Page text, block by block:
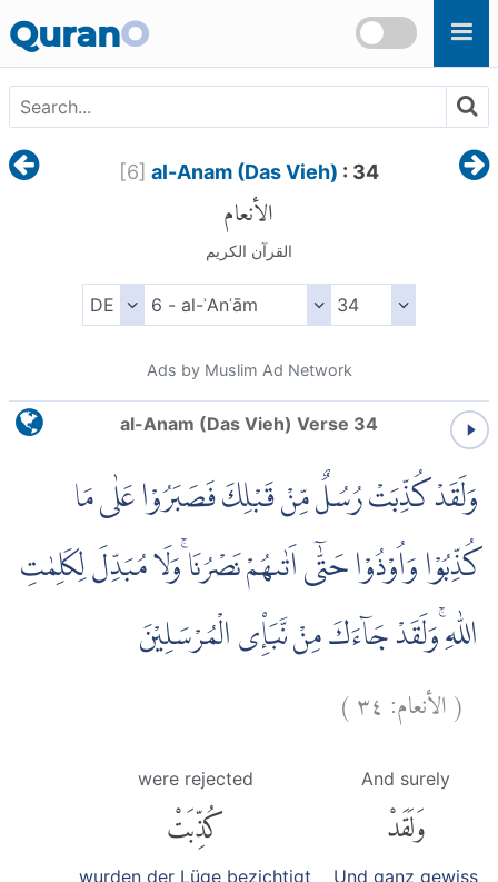
QuranO
[6] al-Anam (Das Vieh) : 34
الأنعام
القرآن الكريم
Ads by Muslim Ad Network
al-Anam (Das Vieh) Verse 34
وَلَقَدْ كُذِّبَتْ رُسُلٌ مِّنْ قَبْلِكَ فَصَبَرُوْا عَلٰى مَا
كُذِّبُوْا وَاُوْذُوْا حَتّٰٓى اَتٰىهُمْ نَصْرُنَا ۚوَلَا مُبَدِّلَ لِكَلِمٰتِ
اللّٰهِ ۚوَلَقَدْ جَاۤءَكَ مِنْ نَّبَإِ۟ى الْمُرْسَلِيْنَ
(الأنعام: ٣٤)
And surely
وَلَقَدْ
Und ganz gewiss
were rejected
كُذِّبَتْ
wurden der Lüge bezichtigt